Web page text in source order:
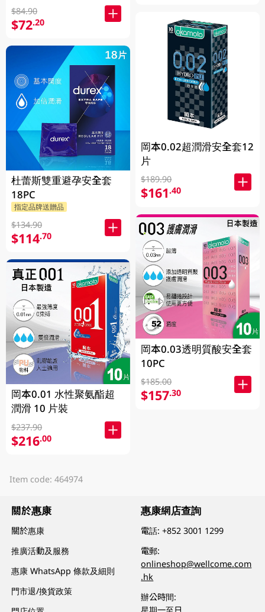
$84.90
$72.20
杜蕾斯雙重避孕安全套
18PC
指定品牌送贈品
$134.90
$114.70
岡本0.01 水性聚氨酯超
潤滑 10 片裝
$237.90
$216.00
岡本0.02超潤滑安全套12
片
$189.90
$161.40
岡本0.03透明質酸安全套
10PC
$185.00
$157.30
Item code: 464974
關於惠康
關於惠康
推廣活動及服務
惠康 WhatsApp 條款及細則
門市退/換貨政策
惠康網店查詢
電話:+852 3001 1299
電郵:
onlineshop@wellcome.com
.hk
辦公時間: